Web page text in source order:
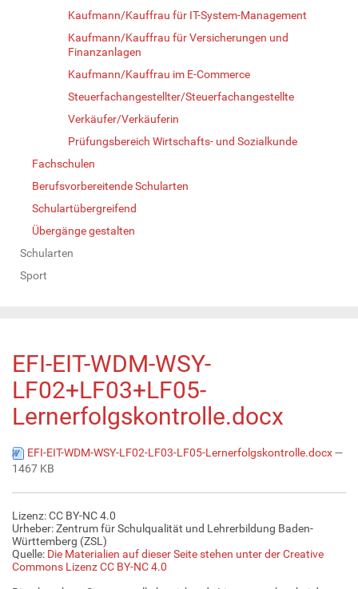
Kaufmann/Kauffrau für IT-System-Management
Kaufmann/Kauffrau für Versicherungen und
Finanzanlagen
Kaufmann/Kauffrau im E-Commerce
Steuerfachangestellter/Steuerfachangestellte
Verkäufer/Verkäuferin
Prüfungsbereich Wirtschafts- und Sozialkunde
Fachschulen
Berufsvorbereitende Schularten
Schulartübergreifend
Übergänge gestalten
Schularten
Sport
EFI-EIT-WDM-WSY-
LF02+LF03+LF05-
Lernerfolgskontrolle.docx
EFI-EIT-WDM-WSY-LF02-LF03-LF05-Lernerfolgskontrolle.docx—
1467 KB
Lizenz: CC BY-NC 4.0
Urheber: Zentrum für Schulqualität und Lehrerbildung Baden-
Württemberg (ZSL)
Quelle: Die Materialien auf dieser Seite stehen unter der Creative
Commons Lizenz CC BY-NC 4.0